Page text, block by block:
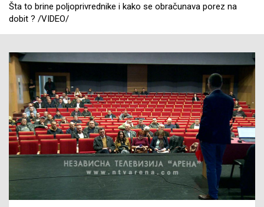
Šta to brine poljoprivrednike i kako se obračunava porez na
dobit ? /VIDEO/